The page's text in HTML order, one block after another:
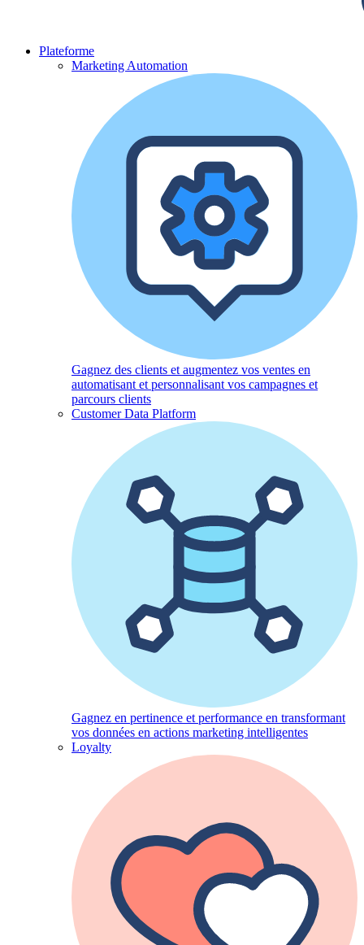
Plateforme
Marketing Automation
Gagnez des clients et augmentez vos ventes en
automatisant et personnalisant vos campagnes et
parcours clients
Customer Data Platform
Gagnez en pertinence et performance en transformant
vos données en actions marketing intelligentes
Loyalty